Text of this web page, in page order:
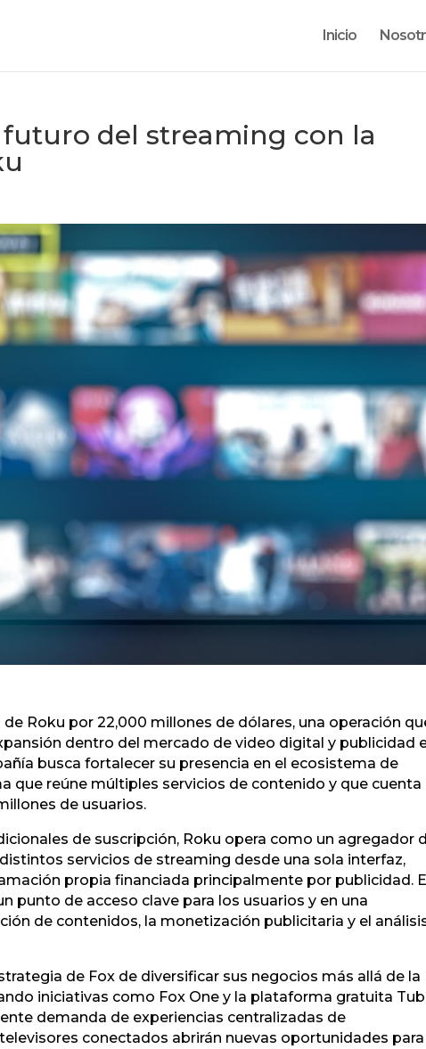
Inicio
del streaming con la
Roku por 22,000 millones de dólares, una operación
dentro del mercado de video digital y publicidad
busca fortalecer su presencia en el ecosistema de
que reúne múltiples servicios de contenido y que cuenta
de usuarios.
de suscripción, Roku opera como un agregador
servicios de streaming desde una sola interfaz,
propia financiada principalmente por publicidad.
punto de acceso clave para los usuarios y en una
de contenidos, la monetización publicitaria y el
de Fox de diversificar sus negocios más allá de la
iniciativas como Fox One y la plataforma gratuita
demanda de experiencias centralizadas de
conectados abrirán nuevas oportunidades para